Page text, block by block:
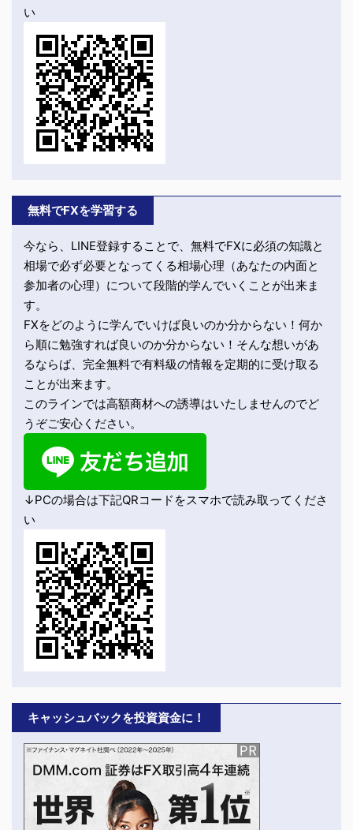
い
無料でFXを学習する
今なら、LINE登録することで、無料でFXに必須の知識と
相場で必ず必要となってくる相場心理（あなたの内面と
参加者の心理）について段階的学んでいくことが出来ま
す。
FXをどのように学んでいけば良いのか分からない！何か
ら順に勉強すれば良いのか分からない！そんな想いがあ
るならば、完全無料で有料級の情報を定期的に受け取る
ことが出来ます。
このラインでは高額商材への誘導はいたしませんのでど
うぞご安心ください。
↓PCの場合は下記QRコードをスマホで読み取ってくださ
い
キャッシュバックを投資資金に！